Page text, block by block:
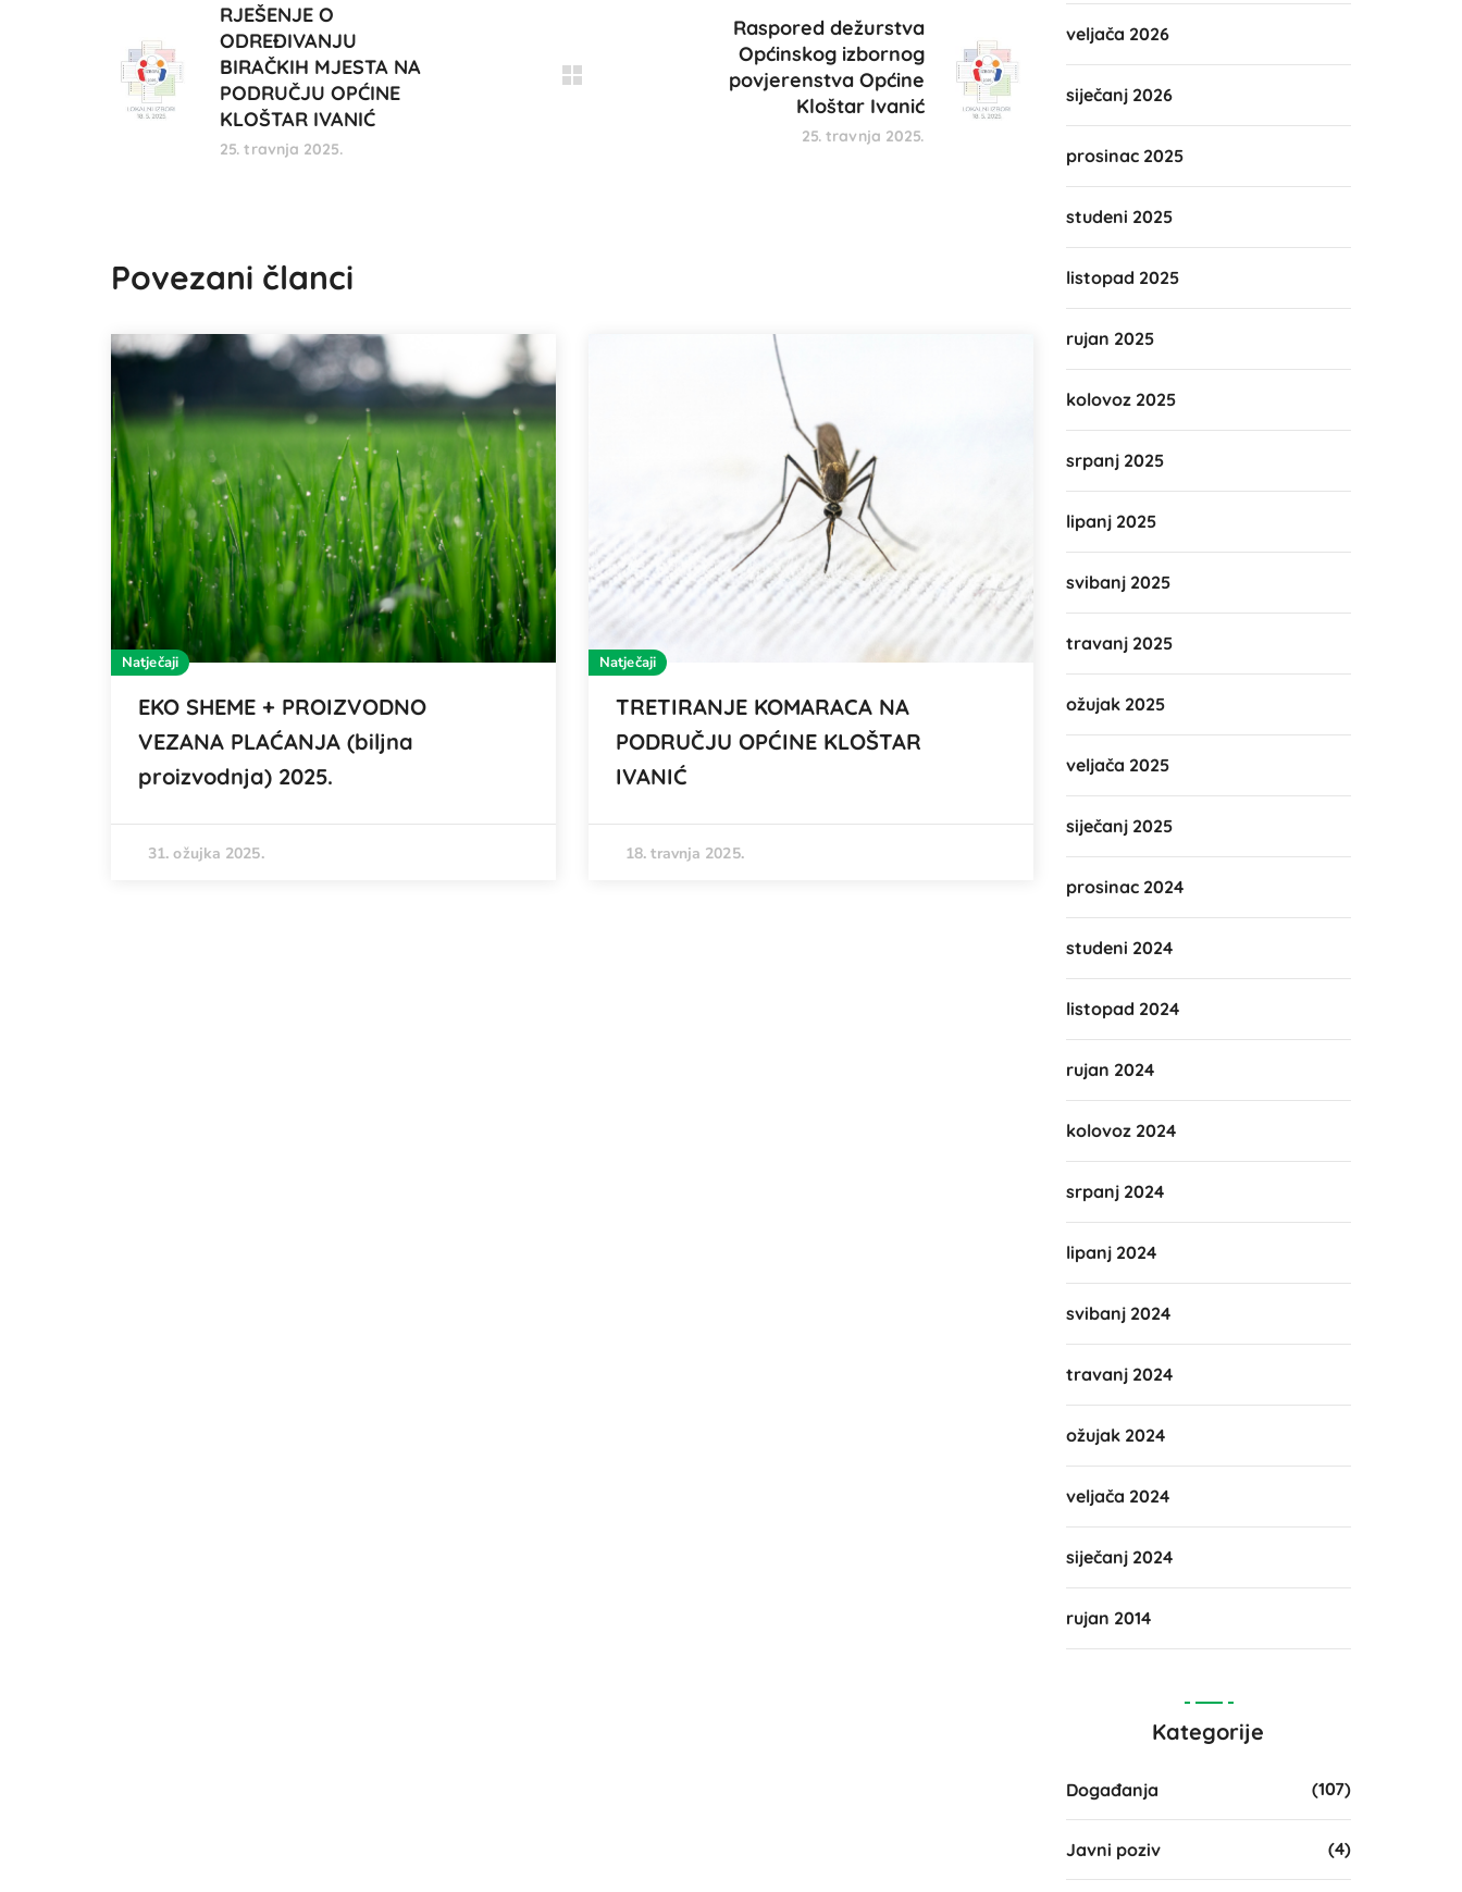
RJEŠENJE O
ODREĐIVANJU
BIRAČKIH MJESTA NA
PODRUČJU OPĆINE
KLOŠTAR IVANIĆ
25. travnja 2025.
Raspored dežurstva
Općinskog izbornog
povjerenstva Općine
Kloštar Ivanić
25. travnja 2025.
Povezani članci
Natječaji
EKO SHEME + PROIZVODNO
VEZANA PLAĆANJA (biljna
proizvodnja) 2025.
31. ožujka 2025.
Natječaji
TRETIRANJE KOMARACA NA
PODRUČJU OPĆINE KLOŠTAR
IVANIĆ
18. travnja 2025.
veljača 2026
siječanj 2026
prosinac 2025
studeni 2025
listopad 2025
rujan 2025
kolovoz 2025
srpanj 2025
lipanj 2025
svibanj 2025
travanj 2025
ožujak 2025
veljača 2025
siječanj 2025
prosinac 2024
studeni 2024
listopad 2024
rujan 2024
kolovoz 2024
srpanj 2024
lipanj 2024
svibanj 2024
travanj 2024
ožujak 2024
veljača 2024
siječanj 2024
rujan 2014
Kategorije
Događanja (107)
Javni poziv (4)